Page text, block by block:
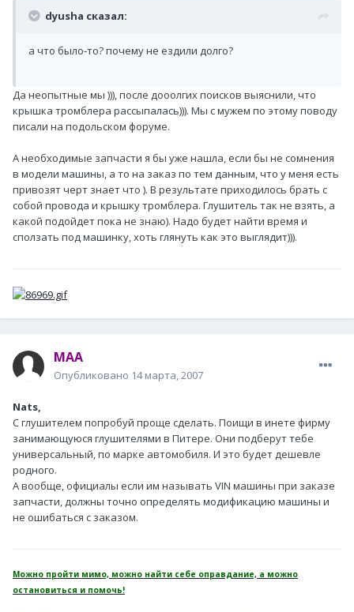
dyusha сказал:
а что было-то? почему не ездили долго?
Да неопытные мы ))), после дооолгих поисков выяснили, что
крышка тромблера рассыпалась))). Мы с мужем по этому поводу
писали на подольском форуме.
А необходимые запчасти я бы уже нашла, если бы не сомнения
в модели машины, а то на заказ по тем данным, что у меня есть
привозят черт знает что ). В результате приходилось брать с
собой провода и крышку тромблера. Глушитель так не взять, а
какой подойдет пока не знаю). Надо будет найти время и
сползать под машинку, хоть глянуть как это выглядит))).
MAA
Опубликовано 14 марта, 2007
Nats,
С глушителем попробуй проще сделать. Поищи в инете фирму
занимающуюся глушителями в Питере. Они подберут тебе
универсальный, по марке автомобиля. И это будет дешевле
родного.
А вообще, официалы если им называть VIN машины при заказе
запчасти, должны точно определять модификацию машины и
не ошибаться с заказом.
Можно пройти мимо, можно найти себе оправдание, а можно
остановиться и помочь!